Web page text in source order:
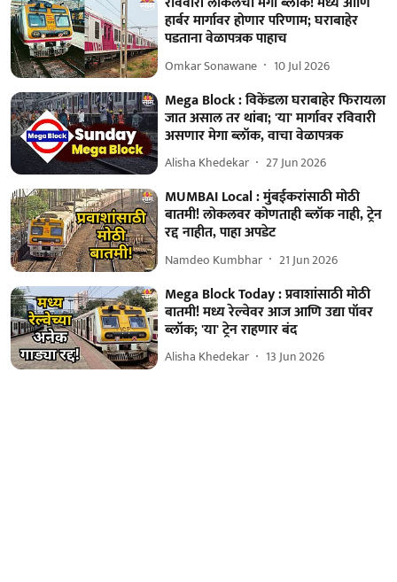
हार्बर मार्गावर होणार परिणाम; घराबाहेर
पडताना वेळापत्रक पाहाच
Omkar Sonawane 10 Jul 2026
Mega Block : विकेंडला घराबाहेर फिरायला
जात असाल तर थांबा; 'या' मार्गावर रविवारी
असणार मेगा ब्लॉक, वाचा वेळापत्रक
Alisha Khedekar 27 Jun 2026
MUMBAI Local : मुंबईकरांसाठी मोठी
बातमी! लोकलवर कोणताही ब्लॉक नाही, ट्रेन
रद्द नाहीत, पाहा अपडेट
Namdeo Kumbhar 21 Jun 2026
Mega Block Today : प्रवाशांसाठी मोठी
बातमी! मध्य रेल्वेवर आज आणि उद्या पॉवर
ब्लॉक; 'या' ट्रेन राहणार बंद
Alisha Khedekar 13 Jun 2026